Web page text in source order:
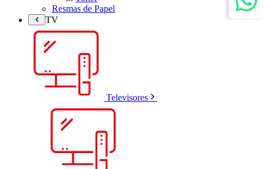
Resmas de Papel
TV
Televisores